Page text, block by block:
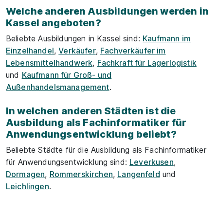
Welche anderen Ausbildungen werden in
Kassel angeboten?
Beliebte Ausbildungen in Kassel sind: Kaufmann im
Einzelhandel,Verkäufer, Fachverkäufer im
Lebensmittelhandwerk, Fachkraft für Lagerlogistik
und Kaufmann für Groß- und
Außenhandelsmanagement.
In welchen anderen Städten ist die
Ausbildung als Fachinformatiker für
Anwendungsentwicklung beliebt?
Beliebte Städte für die Ausbildung als Fachinformatiker
für Anwendungsentwicklung sind: Leverkusen,
Dormagen, Rommerskirchen, Langenfeld und
Leichlingen.